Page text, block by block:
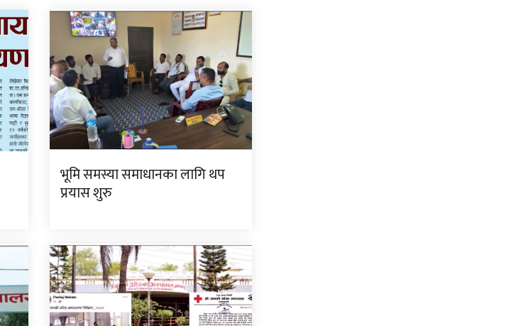
भूमि समस्या समाधानका लागि थप
प्रयास शुरु